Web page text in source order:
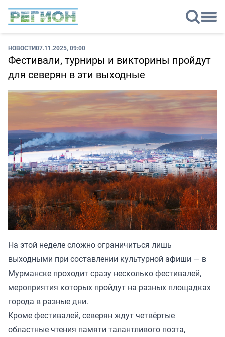
НОВОСТИ07.11.2025, 09:00
Фестивали, турниры и викторины пройдут
для северян в эти выходные
На этой неделе сложно ограничиться лишь
выходными при составлении культурной афиши — в
Мурманске проходит сразу несколько фестивалей,
мероприятия которых пройдут на разных площадках
города в разные дни.
Кроме фестивалей, северян ждут четвёртые
областные чтения памяти талантливого поэта,